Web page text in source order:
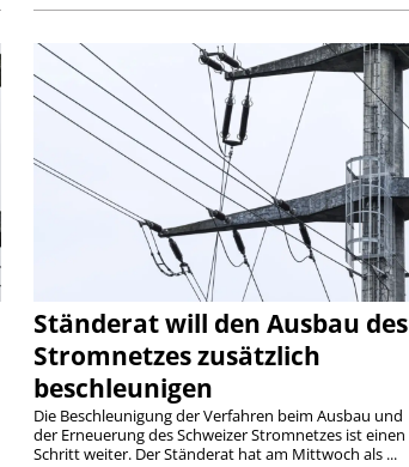
Ständerat will den Ausbau des
Stromnetzes zusätzlich
beschleunigen
Die Beschleunigung der Verfahren beim Ausbau und
der Erneuerung des Schweizer Stromnetzes ist einen
Schritt weiter. Der Ständerat hat am Mittwoch als ...